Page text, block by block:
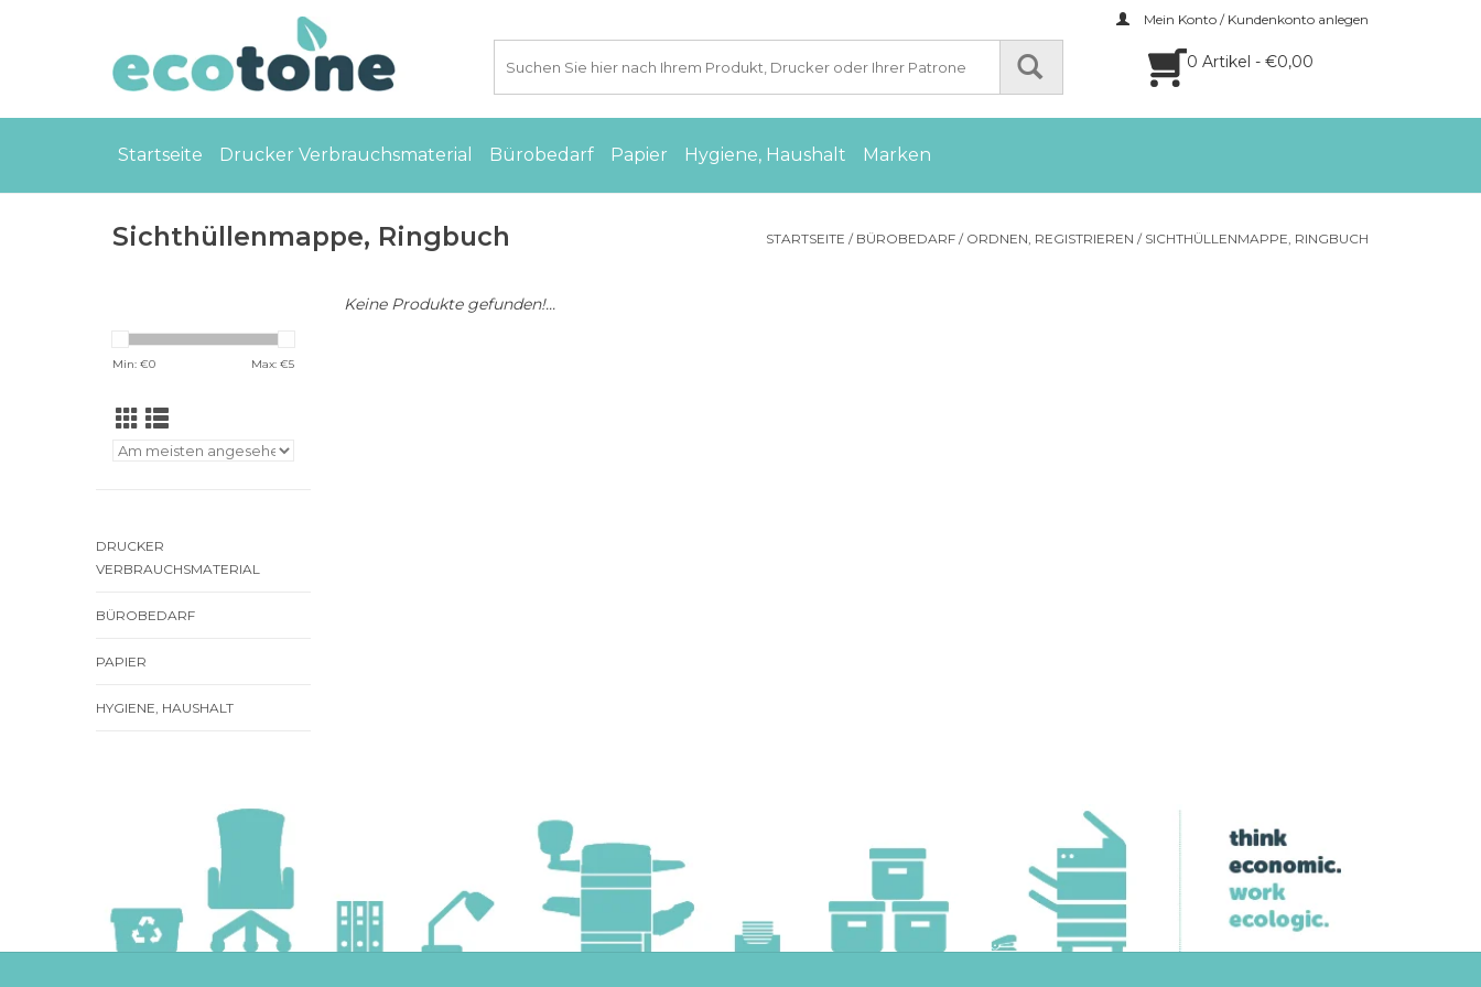
Mein Konto / Kundenkonto anlegen
0 Artikel - €0,00
Startseite Drucker Verbrauchsmaterial Bürobedarf Papier Hygiene, Haushalt Marken
Sichthüllenmappe, Ringbuch STARTSEITE / BÜROBEDARF / ORDNEN, REGISTRIEREN / SICHTHÜLLENMAPPE, RINGBUCH
Min: €0 Max: €5
DRUCKER
VERBRAUCHSMATERIAL
BÜROBEDARF
PAPIER
HYGIENE, HAUSHALT
Keine Produkte gefunden!...